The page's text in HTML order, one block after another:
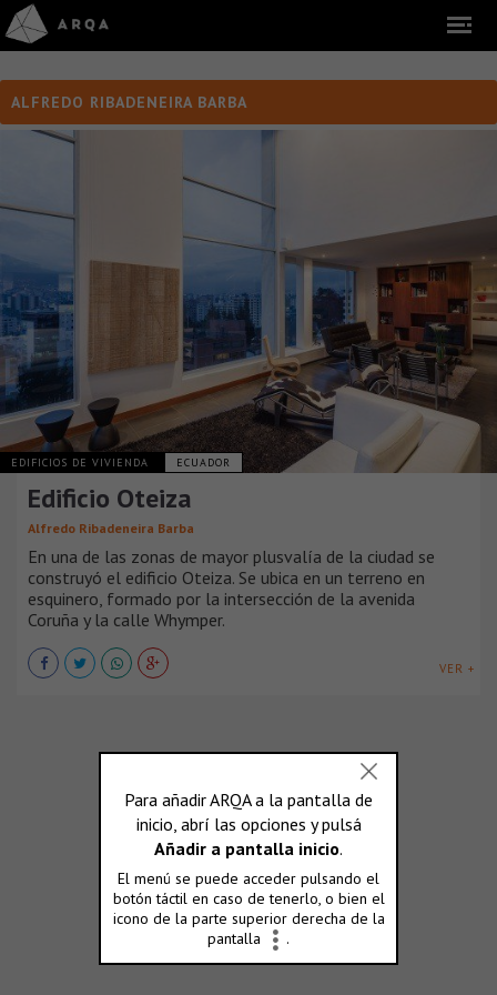
ALFREDO RIBADENEIRA BARBA
EDIFICIOS DE VIVIENDA ECUADOR
Edificio Oteiza
Alfredo Ribadeneira Barba
En una de las zonas de mayor plusvalía de la ciudad se
construyó el edificio Oteiza. Se ubica en un terreno en
esquinero, formado por la intersección de la avenida
Coruña y la calle Whymper.
VER +